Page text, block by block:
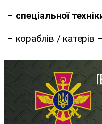
– спеціальної
– кораблів / катерів